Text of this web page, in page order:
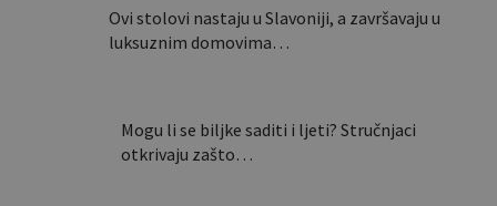
Ovi stolovi nastaju u Slavoniji, a završavaju u
luksuznim domovima…
Mogu li se biljke saditi i ljeti? Stručnjaci
otkrivaju zašto…